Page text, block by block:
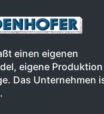
einen eigenen
eigene
Das Unternehmen